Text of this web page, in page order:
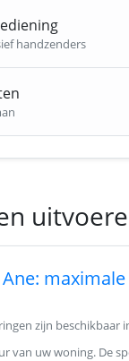
handzenders
zijn beschikbaar
van uw woning. De